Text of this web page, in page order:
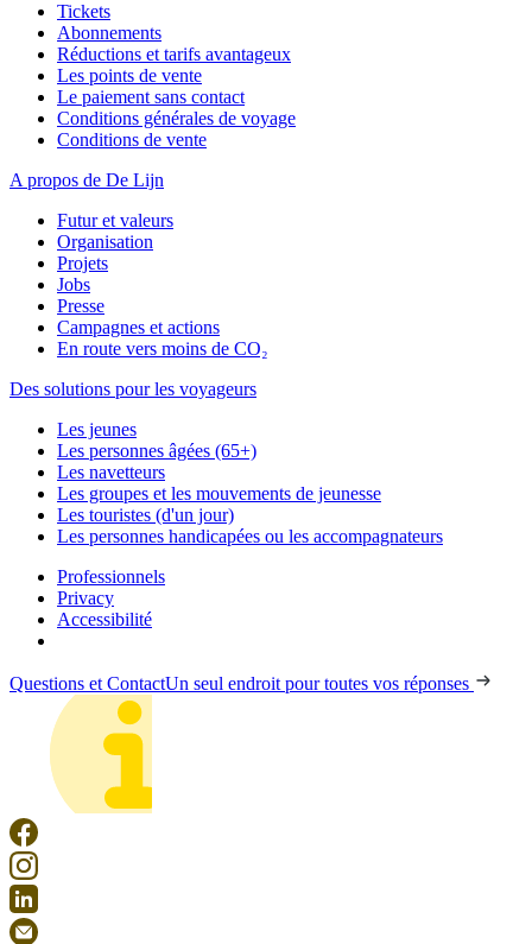
Tickets
Abonnements
Réductions et tarifs avantageux
Les points de vente
Le paiement sans contact
Conditions générales de voyage
Conditions de vente
A propos de De Lijn
Futur et valeurs
Organisation
Projets
Jobs
Presse
Campagnes et actions
En route vers moins de CO₂
Des solutions pour les voyageurs
Les jeunes
Les personnes âgées (65+)
Les navetteurs
Les groupes et les mouvements de jeunesse
Les touristes (d'un jour)
Les personnes handicapées ou les accompagnateurs
Professionnels
Privacy
Accessibilité
Questions et ContactUn seul endroit pour toutes vos réponses